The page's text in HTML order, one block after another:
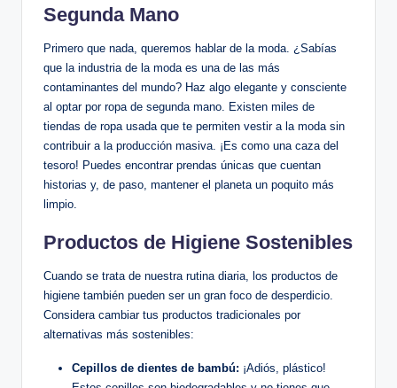
Segunda Mano
Primero que nada, queremos hablar de la moda. ¿Sabías
que la industria de la moda es una de las más
contaminantes del mundo? Haz algo elegante y consciente
al optar por ropa de segunda mano. Existen miles de
tiendas de ropa usada que te permiten vestir a la moda sin
contribuir a la producción masiva. ¡Es como una caza del
tesoro! Puedes encontrar prendas únicas que cuentan
historias y, de paso, mantener el planeta un poquito más
limpio.
Productos de Higiene Sostenibles
Cuando se trata de nuestra rutina diaria, los productos de
higiene también pueden ser un gran foco de desperdicio.
Considera cambiar tus productos tradicionales por
alternativas más sostenibles:
Cepillos de dientes de bambú: ¡Adiós, plástico!